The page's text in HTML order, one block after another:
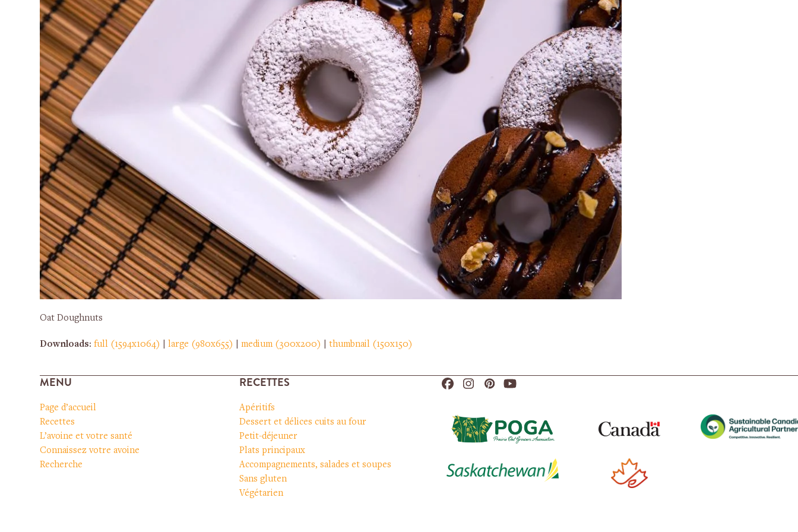
Oat Doughnuts
Downloads:full (1594x1064) |large (980x655) |medium (300x200) |thumbnail (150x150)
MENU
Page d’accueil
Recettes
L’avoine et votre santé
Connaissez votre avoine
Recherche
RECETTES
Apéritifs
Dessert et délices cuits au four
Petit-déjeuner
Plats principaux
Accompagnements, salades et soupes
Sans gluten
Végétarien
Facebook
Instagram
PinterestYouTube